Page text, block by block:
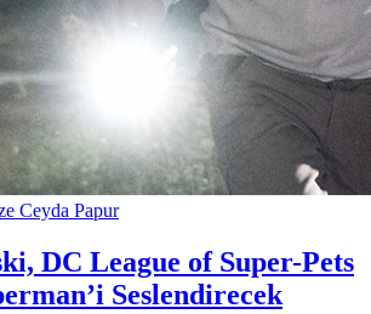
Ceyda Papur
DC League of Super-Pets
Seslendirecek